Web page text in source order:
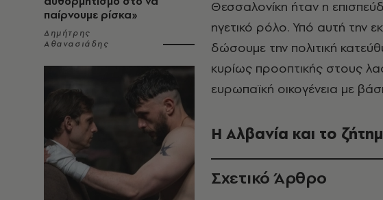
παίρνουμε ρίσκα»
Δημήτρης
Αθανασιάδης
Θεσσαλονίκη ήταν η
ηγετικό ρόλο. Υπό αυτή την
δώσουμε την πολιτική
κυρίως προοπτικής στους
ευρωπαϊκή οικογένεια με
Η Αλβανία και το
Σχετικό Άρθρο